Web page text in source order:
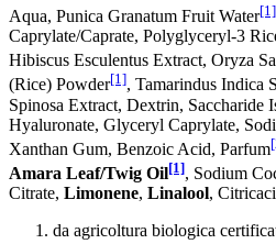
Aqua, Punica Granatum Fruit Water[1]
Caprylate/Caprate, Polyglyceryl-3
Hibiscus Esculentus Extract, Oryza
(Rice) Powder[1], Tamarindus Indica
Spinosa Extract, Dextrin, Saccharide
Hyaluronate, Glyceryl Caprylate,
Xanthan Gum, Benzoic Acid, Parfum
Amara Leaf/Twig Oil[1], Sodium
Citrate, Limonene, Linalool,
da agricoltura biologica